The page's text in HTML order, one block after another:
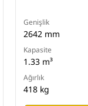
Genişlik
2642 mm
Kapasite
1.33 m³
Ağırlık
418 kg